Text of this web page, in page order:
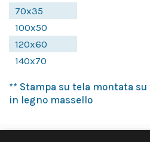
70x35
100x50
120x60
140x70
** Stampa su tela montata
in legno massello